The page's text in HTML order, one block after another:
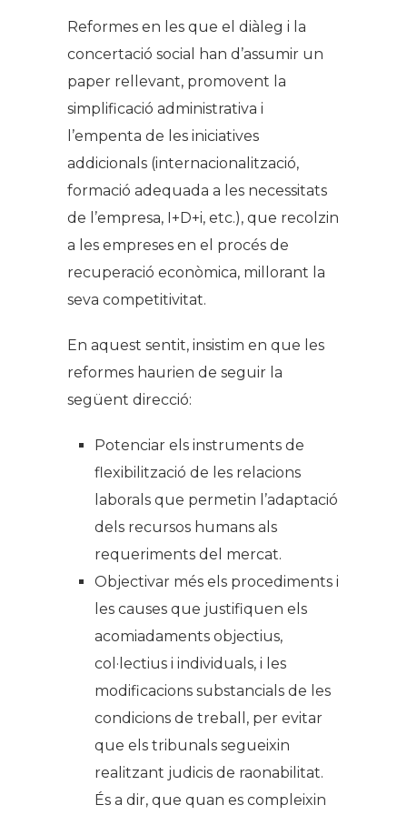
Reformes en les que el diàleg i la
concertació social han d’assumir un
paper rellevant, promovent la
simplificació administrativa i
l’empenta de les iniciatives
addicionals (internacionalització,
formació adequada a les necessitats
de l’empresa, I+D+i, etc.), que recolzin
a les empreses en el procés de
recuperació econòmica, millorant la
seva competitivitat.
En aquest sentit, insistim en que les
reformes haurien de seguir la
següent direcció:
Potenciar els instruments de
flexibilització de les relacions
laborals que permetin l’adaptació
dels recursos humans als
requeriments del mercat.
Objectivar més els procediments i
les causes que justifiquen els
acomiadaments objectius,
col·lectius i individuals, i les
modificacions substancials de les
condicions de treball, per evitar
que els tribunals segueixin
realitzant judicis de raonabilitat.
És a dir, que quan es compleixin